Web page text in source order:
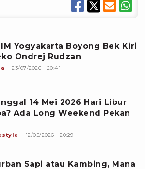
Yogyakarta Boyong Bek Kiri
Ondrej Rudzan
23/07/2026 - 20:41
14 Mei 2026 Hari Libur
Ada Long Weekend Pekan
12/05/2026 - 20:29
Sapi atau Kambing, Mana